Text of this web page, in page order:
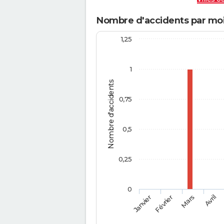
Nombre d'accidents par
Nombre d'accidents
JanvierFévrier Mars Avril
0
1
0,25
0,5
0,75
1,25